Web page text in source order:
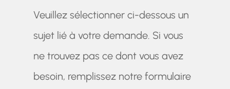
Veuillez sélectionner ci-dessous un
sujet lié à votre demande. Si vous
ne trouvez pas ce dont vous avez
besoin, remplissez notre formulaire